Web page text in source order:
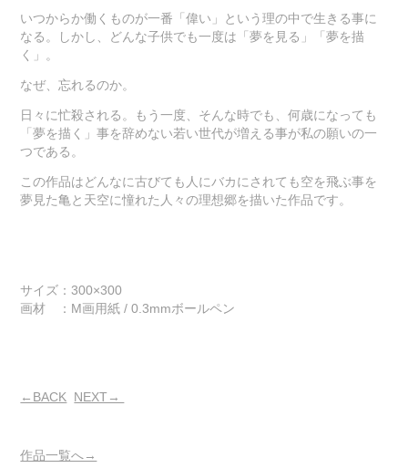
いつからか働くものが一番「偉い」という理の中で生きる事に
なる。しかし、どんな子供でも一度は「夢を見る」「夢を描
く」。
なぜ、忘れるのか。
日々に忙殺される。もう一度、そんな時でも、何歳になっても
「夢を描く」事を辞めない若い世代が増える事が私の願いの一
つである。
この作品はどんなに古びても人にバカにされても空を飛ぶ事を
夢見た亀と天空に憧れた人々の理想郷を描いた作品です。
サイズ：300×300
画材 ：M画用紙 / 0.3mmボールペン
←BACK NEXT→
作品一覧へ→